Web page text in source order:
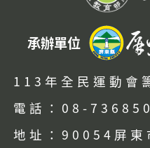
承辦單位
113年全民運動會
電話：08-
地址：90054屏東